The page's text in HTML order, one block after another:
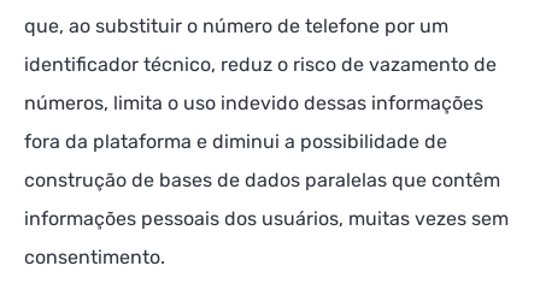
que, ao substituir o número de telefone por um
identificador técnico, reduz o risco de vazamento de
números, limita o uso indevido dessas informações
fora da plataforma e diminui a possibilidade de
construção de bases de dados paralelas que contêm
informações pessoais dos usuários, muitas vezes sem
consentimento.